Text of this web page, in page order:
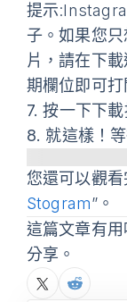
提示
子。如果您
片，請在下
期欄位即可打
7. 按一下下載
8. 就這樣！
您還可以觀
Stogram”。
這篇文章有
分享。